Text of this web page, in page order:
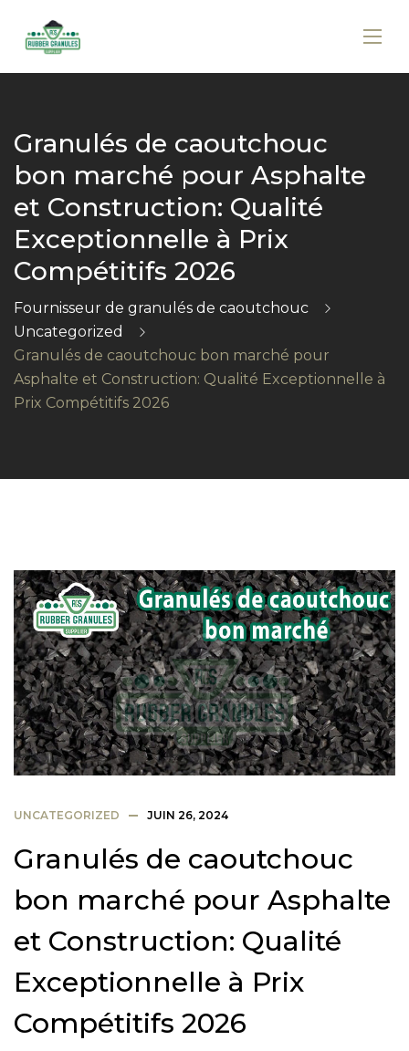
Granulés de caoutchouc
bon marché pour Asphalte
et Construction: Qualité
Exceptionnelle à Prix
Compétitifs 2026
Fournisseur de granulés de caoutchouc
Uncategorized
Granulés de caoutchouc bon marché pour
Asphalte et Construction: Qualité Exceptionnelle à
Prix Compétitifs 2026
UNCATEGORIZED JUIN 26, 2024
Granulés de caoutchouc
bon marché pour Asphalte
et Construction: Qualité
Exceptionnelle à Prix
Compétitifs 2026